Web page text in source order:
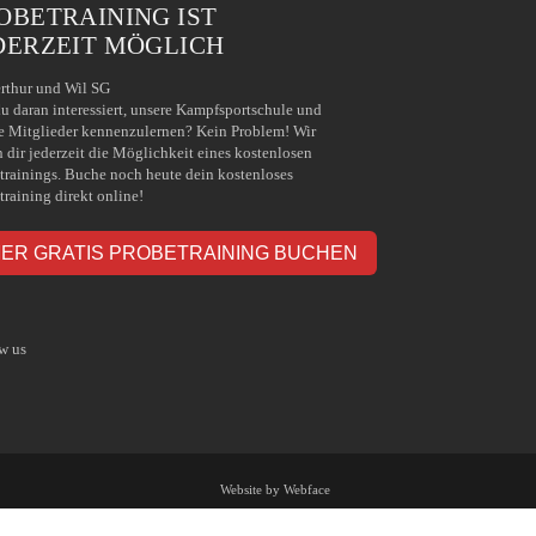
IST
MÖGLICH
und Wil SG
daran interessiert, unsere Kampfsportschule und
Mitglieder kennenzulernen? Kein Problem! Wir
dir jederzeit die Möglichkeit eines kostenlosen
Buche noch heute dein kostenloses
direkt online!
GRATIS PROBETRAINING BUCHEN
us
Website by Webface